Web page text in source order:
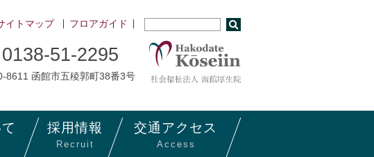
イトマップ フロアガイド
0138-51-2295
8611 函館市五稜郭町38番3号
採用情報
Recruit
交通 アクセス
Access